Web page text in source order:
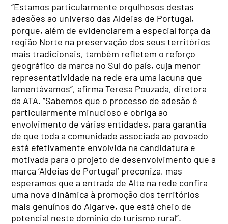
“Estamos particularmente orgulhosos destas
adesões ao universo das Aldeias de Portugal,
porque, além de evidenciarem a especial força da
região Norte na preservação dos seus territórios
mais tradicionais, também refletem o reforço
geográfico da marca no Sul do país, cuja menor
representatividade na rede era uma lacuna que
lamentávamos”, afirma Teresa Pouzada, diretora
da ATA. “Sabemos que o processo de adesão é
particularmente minucioso e obriga ao
envolvimento de várias entidades, para garantia
de que toda a comunidade associada ao povoado
está efetivamente envolvida na candidatura e
motivada para o projeto de desenvolvimento que a
marca ‘Aldeias de Portugal’ preconiza, mas
esperamos que a entrada de Alte na rede confira
uma nova dinâmica à promoção dos territórios
mais genuínos do Algarve, que está cheio de
potencial neste domínio do turismo rural”.